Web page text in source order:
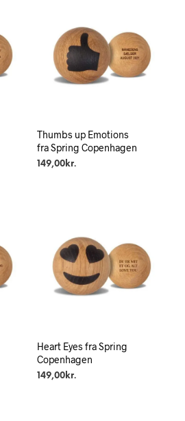
Thumbs up Emotions
fra Spring Copenhagen
149,00kr.
Heart Eyes fra Spring
Copenhagen
149,00kr.